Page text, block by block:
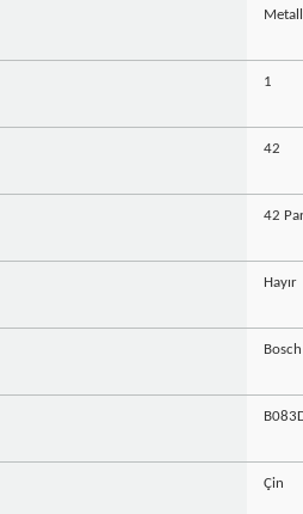
‎Metall
‎1
‎42
‎42
‎Hayır
‎Bosch
‎Çin